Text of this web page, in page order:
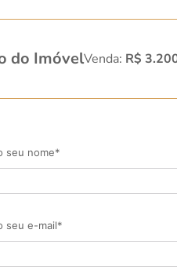
do ImóvelVenda: R$
seu nome*
seu e-mail*